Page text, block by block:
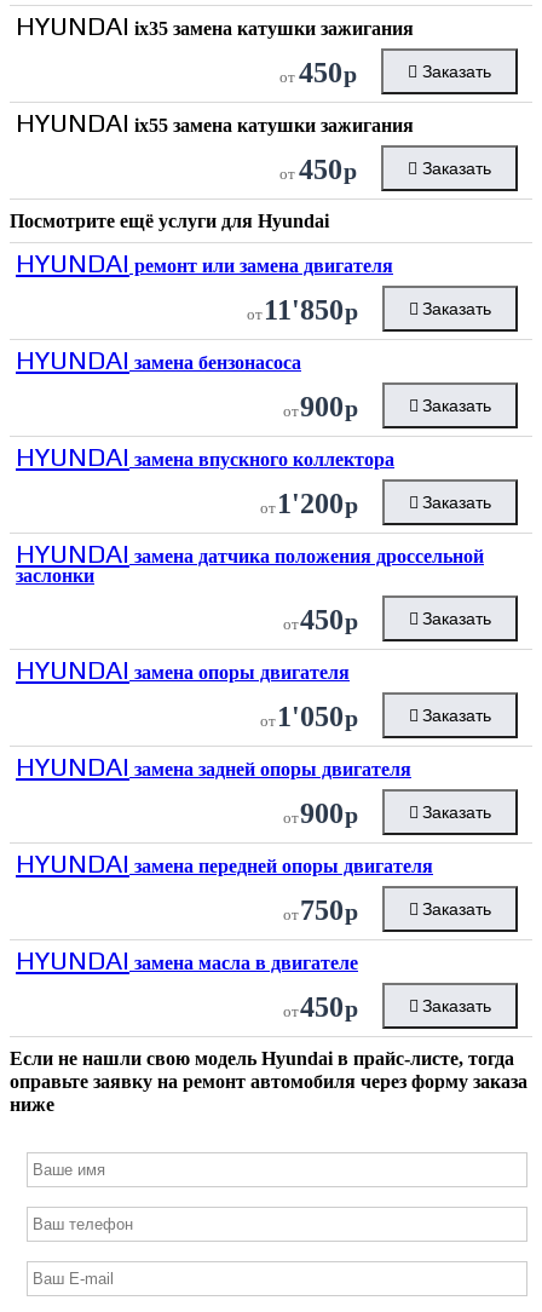
HYUNDAI ix35 замена катушки зажигания
от 450р Заказать
HYUNDAI ix55 замена катушки зажигания
от 450р Заказать
Посмотрите ещё услуги для Hyundai
HYUNDAI ремонт или замена двигателя
от 11'850р Заказать
HYUNDAI замена бензонасоса
от900р Заказать
HYUNDAI замена впускного коллектора
от 1'200р Заказать
HYUNDAI замена датчика положения дроссельной
заслонки
от450р Заказать
HYUNDAI замена опоры двигателя
от 1'050р Заказать
HYUNDAI замена задней опоры двигателя
от900р Заказать
HYUNDAI замена передней опоры двигателя
от750р Заказать
HYUNDAI замена масла в двигателе
от450р Заказать
Если не нашли свою модель Hyundai в прайс-листе, тогда
оправьте заявку на ремонт автомобиля через форму заказа
ниже